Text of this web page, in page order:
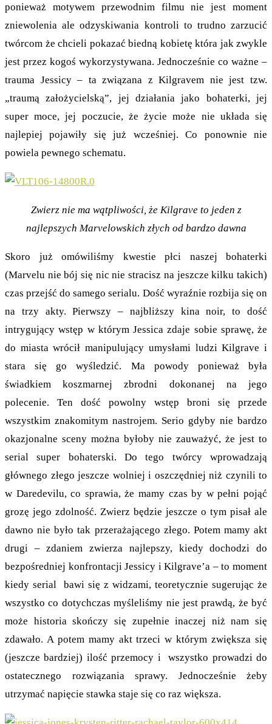
ponieważ motywem przewodnim filmu nie jest moment
zniewolenia ale odzyskiwania kontroli to trudno zarzucić
twórcom że chcieli pokazać biedną kobietę która jak zwykle
jest przez kogoś wykorzystywana. Jednocześnie co ważne –
trauma Jessicy – ta związana z Kilgravem nie jest tzw.
„traumą założycielską”, jej działania jako bohaterki, jej
super moce, jej poczucie, że życie może nie układa się
najlepiej pojawiły się już wcześniej. Co ponownie nie
powiela pewnego schematu.
Zwierz nie ma wątpliwości, że Kilgrave to jeden z
najlepszych Marvelowskich złych od bardzo dawna
Skoro już omówiliśmy kwestie płci naszej bohaterki
(Marvelu nie bój się nic nie stracisz na jeszcze kilku takich)
czas przejść do samego serialu. Dość wyraźnie rozbija się on
na trzy akty. Pierwszy – najbliższy kina noir, to dość
intrygujący wstęp w którym Jessica zdaje sobie sprawę, że
do miasta wrócił manipulujący umysłami ludzi Kilgrave i
stara się go wyśledzić. Ma powody ponieważ była
świadkiem koszmarnej zbrodni dokonanej na jego
polecenie. Ten dość powolny wstęp broni się przede
wszystkim znakomitym nastrojem. Serio gdyby nie bardzo
okazjonalne sceny można byłoby nie zauważyć, że jest to
serial super bohaterski. Do tego twórcy wprowadzają
głównego złego jeszcze wolniej i oszczędniej niż czynili to
w Daredevilu, co sprawia, że mamy czas by w pełni pojąć
grozę jego zdolność. Zwierz będzie jeszcze o tym pisał ale
dawno nie było tak przerażającego złego. Potem mamy akt
drugi – zdaniem zwierza najlepszy, kiedy dochodzi do
bezpośredniej konfrontacji Jessicy i Kilgrave’a – to moment
kiedy serial bawi się z widzami, teoretycznie sugerując że
wszystko co dotychczas myśleliśmy nie jest prawdą, że być
może historia skończy się zupełnie inaczej niż nam się
zdawało. A potem mamy akt trzeci w którym zwiększa się
(jeszcze bardziej) ilość przemocy i wszystko prowadzi do
ostatecznego rozwiązania sprawy. Jednocześnie żeby
utrzymać napięcie stawka staje się co raz większa.